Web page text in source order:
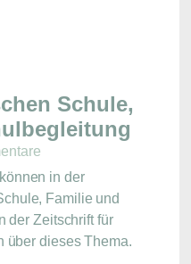
Schule,
in der
Familie und
der Zeitschrift für
über dieses Thema.